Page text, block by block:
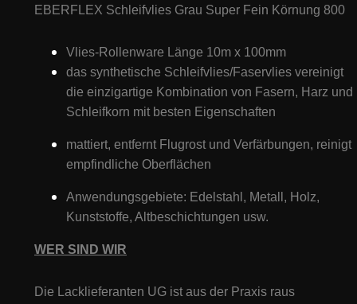
EBERFLEX Schleifvlies Grau Super Fein Körnung 800
Vlies-Rollenware Länge 10m x 100mm
das synthetische Schleifvlies/Faservlies vereinigt
die einzigartige Kombination von Fasern, Harz und
Schleifkorn mit besten Eigenschaften
mattiert, entfernt Flugrost und Verfärbungen, reinigt
empfindliche Oberflächen
Anwendungsgebiete: Edelstahl, Metall, Holz,
Kunststoffe, Altbeschichtungen usw.
WER SIND WIR
Die Lacklieferanten UG ist aus der Praxis raus